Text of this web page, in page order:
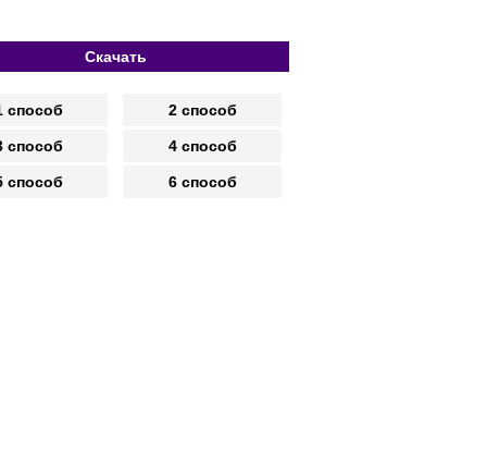
Скачать
способ 2 способ
способ 4 способ
способ 6 способ